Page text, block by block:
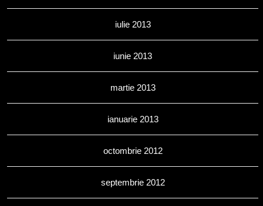
iulie 2013
iunie 2013
martie 2013
ianuarie 2013
octombrie 2012
septembrie 2012